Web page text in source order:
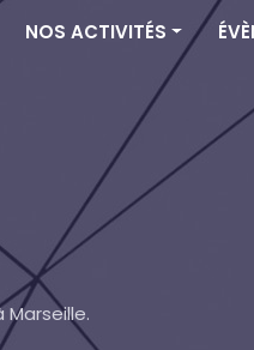
NOS ACTIVITÉS